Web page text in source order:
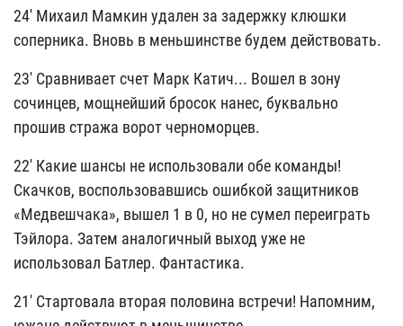
24' Михаил Мамкин удален за задержку клюшки
соперника. Вновь в меньшинстве будем действовать.
23' Сравнивает счет Марк Катич... Вошел в зону
сочинцев, мощнейший бросок нанес, буквально
прошив стража ворот черноморцев.
22' Какие шансы не использовали обе команды!
Скачков, воспользовавшись ошибкой защитников
«Медвешчака», вышел 1 в 0, но не сумел переиграть
Тэйлора. Затем аналогичный выход уже не
использовал Батлер. Фантастика.
21' Стартовала вторая половина встречи! Напомним,